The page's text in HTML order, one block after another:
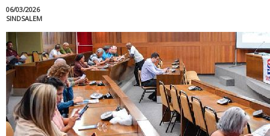
06/03/2026
SINDSALEM